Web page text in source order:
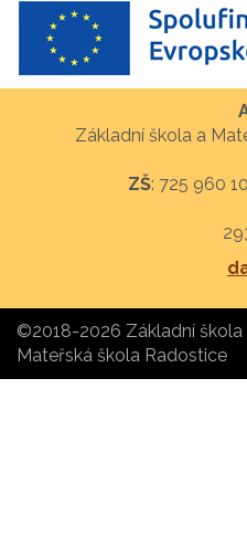
Základní škola a
ZŠ: 725 960
©2018-2026 Základní škola
Mateřská škola Radostice